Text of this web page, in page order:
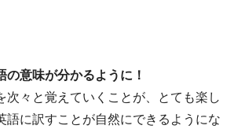
の意味が分かるように！
次々と覚えていくことが、とても楽し
語に訳すことが自然にできるようにな